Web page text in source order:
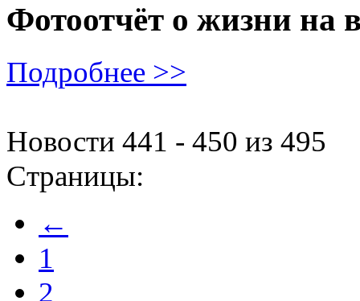
Фотоотчёт о жизни на
Подробнее >>
Новости 441 - 450 из 495
Страницы:
←
1
2